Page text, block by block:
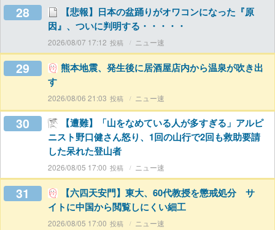
28
【悲報】日本の盆踊りがオワコンになった『原
因』、ついに判明する・・・・・
2026/08/07 17:12 ニュー速
29
熊本地震、発生後に居酒屋店内から温泉が吹き出
す
2026/08/06 21:03 ニュー速
30
【遭難】「山をなめている人が多すぎる」アルピ
ニスト野口健さん怒り、1回の山行で2回も救助要請
した呆れた登山者
2026/08/05 17:00 ニュー速
31
【六四天安門】東大、60代教授を懲戒処分 サ
イトに中国から閲覧しにくい細工
2026/08/05 17:00 ニュー速